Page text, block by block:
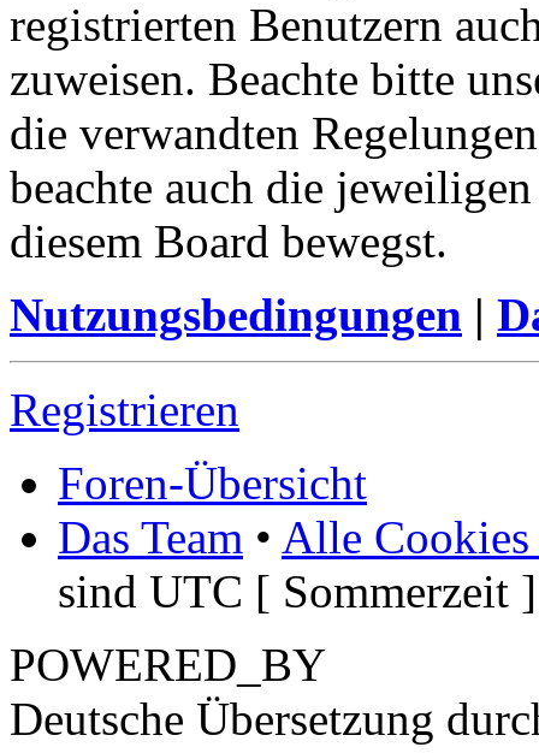
registrierten Benutzern
zuweisen. Beachte bitte
die verwandten
beachte auch die
diesem Board bewegst.
Nutzungsbedingungen |
Registrieren
Foren-Übersicht
Das Team • Alle Cookies
sind UTC [ Sommerzeit ]
POWERED_BY
Deutsche Übersetzung